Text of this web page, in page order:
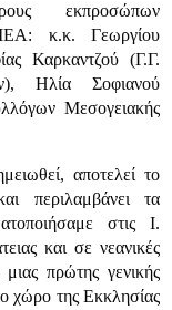
εκπροσώπων
κ.κ. Γεωργίου
Καρκαντζού (Γ.Γ.
Ηλία Σοφιανού
Μεσογειακής
αποτελεί το
περιλαμβάνει τα
στις Ι.
και σε νεανικές
πρώτης γενικής
χώρο της Εκκλησίας